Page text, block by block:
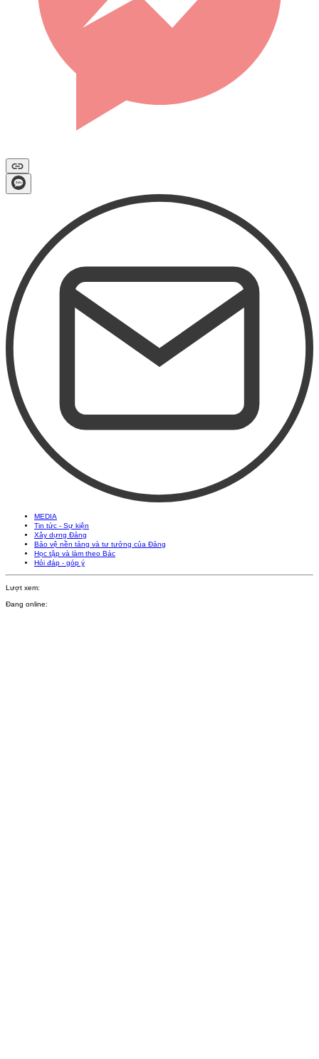
MEDIA
Tin tức - Sự kiện
Xây dựng Đảng
Bảo vệ nền tảng và tư tưởng của Đảng
Học tập và làm theo Bác
Hỏi đáp - góp ý
Lượt xem:
Đang online: